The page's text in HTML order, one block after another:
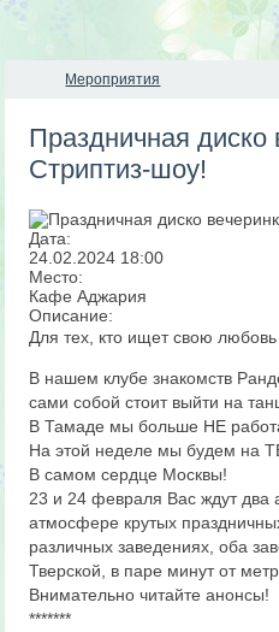
Мероприятия
Праздничная диско
Стриптиз-шоу!
Дата:
24.02.2024 18:00
Место:
Кафе Аджария
Описание:
Для тех, кто ищет свою
В нашем клубе знакомств
сами собой стоит выйти на
В Тамаде мы больше НЕ
На этой неделе мы будем на
В самом сердце Москвы!
23 и 24 февраля Вас ждут два
атмосфере крутых
различных заведениях, оба
Тверской, в паре минут от
Внимательно читайте анонсы!
*******